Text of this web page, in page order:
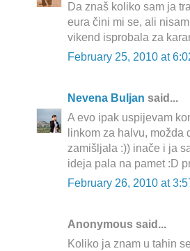
Da znaš koliko sam ja
eura čini mi se, ali
vikend isprobala za
February 25, 2010 at
Nevena Buljan said...
A evo ipak uspijevam
linkom za halvu,
zamišljala :)) inače i ja
ideja pala na pamet :D
February 26, 2010 at
Anonymous said...
Koliko ja znam u tahin